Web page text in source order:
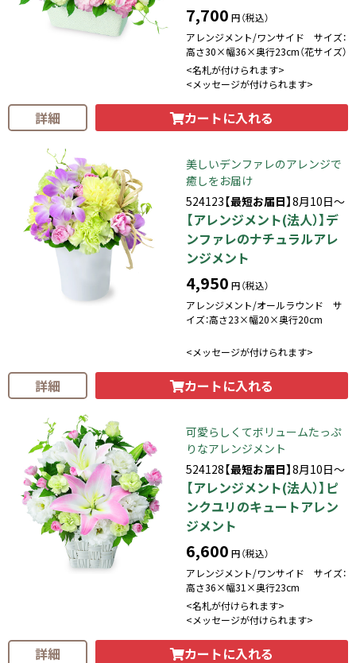
7,700 円（税込）
アレンジメント/ワンサイド サイズ：
高さ30×幅36×奥行23cm（花サイズ）
<名札が付けられます>
<メッセージが付けられます>
詳細 カートに入れる
美しいデンファレのアレンジで
癒しをお届け
524123【最短お届日】8月10日～
【アレンジメント(法人）】デ
ンファレのナチュラルアレ
ンジメント
4,950 円（税込）
アレンジメント/オールラウンド サ
イズ：高さ23×幅20×奥行20cm
<メッセージが付けられます>
詳細 カートに入れる
可愛らしくてボリュームたっぷ
りなアレンジメント
524128【最短お届日】8月10日～
【アレンジメント(法人）】ピ
ンクユリのキュートアレン
ジメント
6,600 円（税込）
アレンジメント/ワンサイド サイズ：
高さ36×幅31×奥行23cm
<名札が付けられます>
<メッセージが付けられます>
詳細 カートに入れる